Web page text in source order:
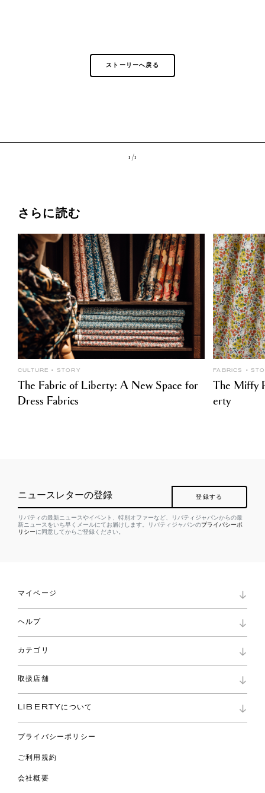
ストーリーへ戻る
1 /1
さらに読む
CULTURE STORY
The Fabric of Liberty: A New Space for
Dress Fabrics
FABRICS
The Miffy
erty
ニュースレターの登録 登録する
リバティの最新ニュースやイベント、特別オファーなど、リバティジャパンからの最
新ニュースをいち早くメールにてお届けします。リバティジャパンのプライバシーポ
リシーに同意してからご登録ください。
マイページ
ロイヤリティプログラム
パスワード再設定
ショッピングバッグ
ヘルプ
お問い合わせ
よくあるご質問
ご利用ガイド
カテゴリ
コレクション
ファブリックス
バッグ
スカーフ
ウェア
ライフスタイル
スペシャル
取扱店舗
リバティ・ファブリックス
LIBERTYについて
プライバシーポリシー
ご利用規約
会社概要